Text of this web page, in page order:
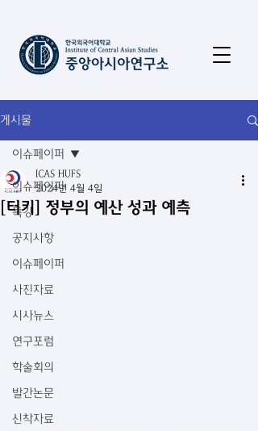
게시물
이슈페이퍼
특강
공지사항
이슈페이퍼
사진자료
시사뉴스
연구포럼
학술회의
발간논문
신착자료
이슈페이퍼
[터키] 정부의 예산 성과 예측
ICAS HUFS
2024년 4월 4일